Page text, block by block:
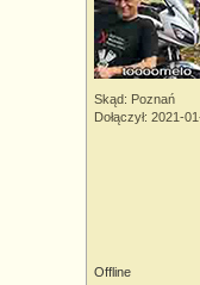
Skąd: Poznań
Dołączył: 2021-
Offline